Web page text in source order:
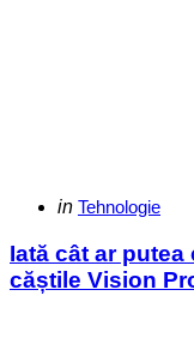
Categories
Posted
in Tehnologie
Iată cât ar
căștile Vision